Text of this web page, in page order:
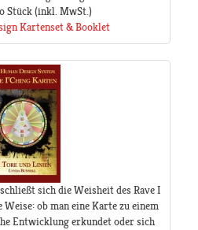
Stück(inkl. MwSt.)
Kartenset & Booklet
sich die Weisheit des Rave I
ob man eine Karte zu einem
Entwicklung erkundet oder sich